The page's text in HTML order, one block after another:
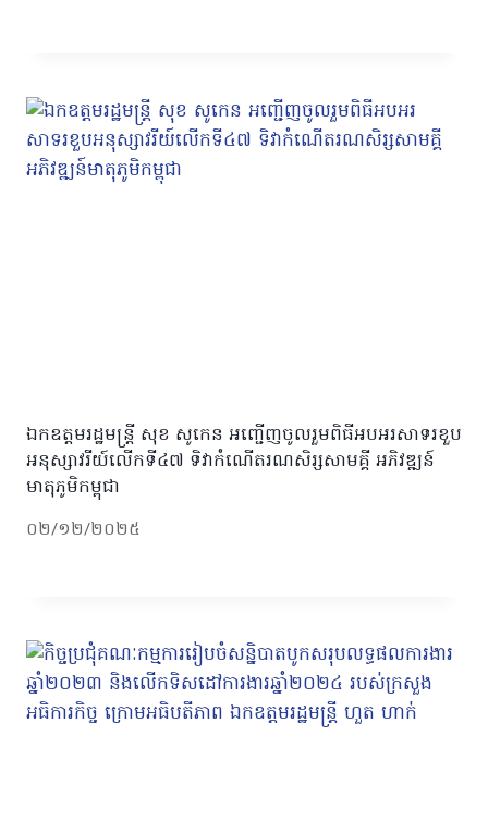
ឯកឧត្តមរដ្ឋមន្រ្តី សុខ សូកេន អញ្ជើញចូលរួមពិធីអបអរសាទរខួប
អនុស្សាវរីយ៍លើកទី៤៧ ទិវាកំណើតរណសិរ្សសាមគ្គី អភិវឌ្ឍន៍
មាតុភូមិកម្ពុជា
០២/១២/២០២៥